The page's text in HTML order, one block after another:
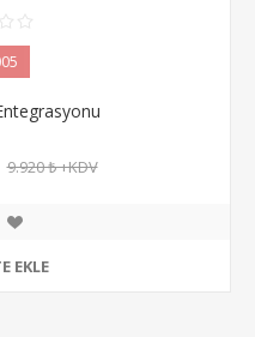
9.920 ₺ +KDV
EKLE